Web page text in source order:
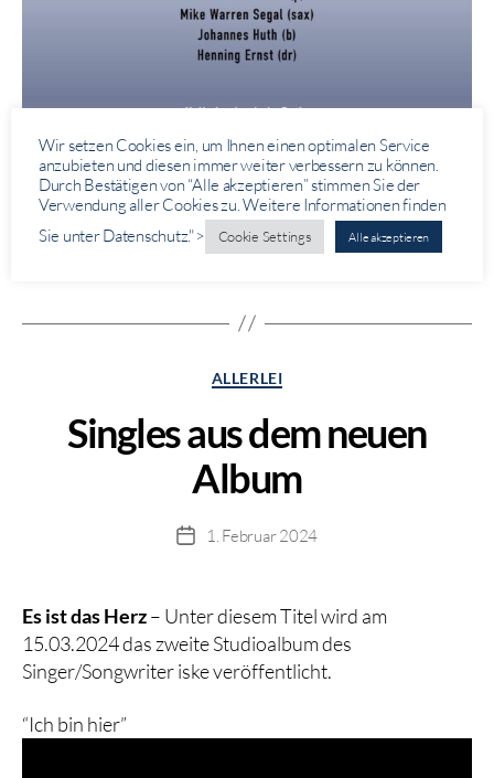
Kategorien
ALLERLEI
Singles aus dem neuen
Album
Beitragsdatum
1. Februar 2024
Es ist das Herz– Unter diesem Titel wird am
15.03.2024 das zweite Studioalbum des
Singer/Songwriter iske veröffentlicht.
“Ich bin hier”
Wir setzen Cookies ein, um Ihnen einen optimalen Service
anzubieten und diesen immer weiter verbessern zu können.
Durch Bestätigen von “Alle akzeptieren” stimmen Sie der
Verwendung aller Cookies zu. Weitere Informationen finden
Sie unter Datenschutz.">
Cookie Settings Alle akzeptieren